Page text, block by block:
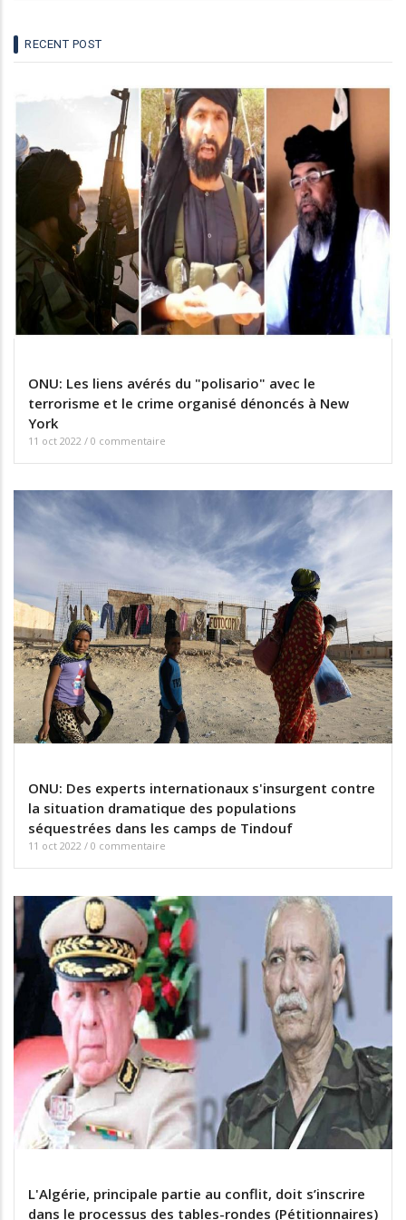
l'Europe
RECENT POST
ONU: Les liens avérés du "polisario" avec le
terrorisme et le crime organisé dénoncés à New
York
11 oct 2022 / 0 commentaire
ONU: Des experts internationaux s'insurgent contre
la situation dramatique des populations
séquestrées dans les camps de Tindouf
11 oct 2022 / 0 commentaire
L'Algérie, principale partie au conflit, doit s’inscrire
dans le processus des tables-rondes (Pétitionnaires)